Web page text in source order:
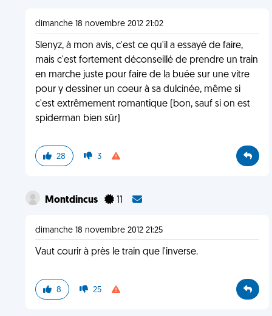
dimanche 18 novembre 2012 21:02
Slenyz, à mon avis, c'est ce qu'il a essayé de faire,
mais c'est fortement déconseillé de prendre un train
en marche juste pour faire de la buée sur une vitre
pour y dessiner un coeur à sa dulcinée, même si
c'est extrêmement romantique (bon, sauf si on est
spiderman bien sûr)
28 3
Montdincus 11
dimanche 18 novembre 2012 21:25
Vaut courir à près le train que l'inverse.
8 25